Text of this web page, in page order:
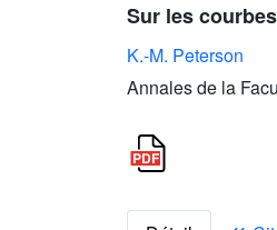
Sur les
K.-M. Peterson
Annales de la